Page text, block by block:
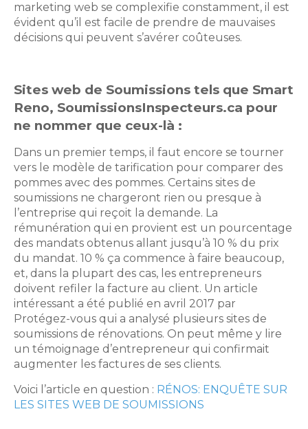
marketing web se complexifie constamment, il est
évident qu’il est facile de prendre de mauvaises
décisions qui peuvent s’avérer coûteuses.
Sites web de Soumissions tels que Smart
Reno, SoumissionsInspecteurs.ca pour
ne nommer que ceux-là :
Dans un premier temps, il faut encore se tourner
vers le modèle de tarification pour comparer des
pommes avec des pommes. Certains sites de
soumissions ne chargeront rien ou presque à
l’entreprise qui reçoit la demande. La
rémunération qui en provient est un pourcentage
des mandats obtenus allant jusqu’à 10 % du prix
du mandat. 10 % ça commence à faire beaucoup,
et, dans la plupart des cas, les entrepreneurs
doivent refiler la facture au client. Un article
intéressant a été publié en avril 2017 par
Protégez-vous qui a analysé plusieurs sites de
soumissions de rénovations. On peut même y lire
un témoignage d’entrepreneur qui confirmait
augmenter les factures de ses clients.
Voici l’article en question : RÉNOS: ENQUÊTE SUR
LES SITES WEB DE SOUMISSIONS